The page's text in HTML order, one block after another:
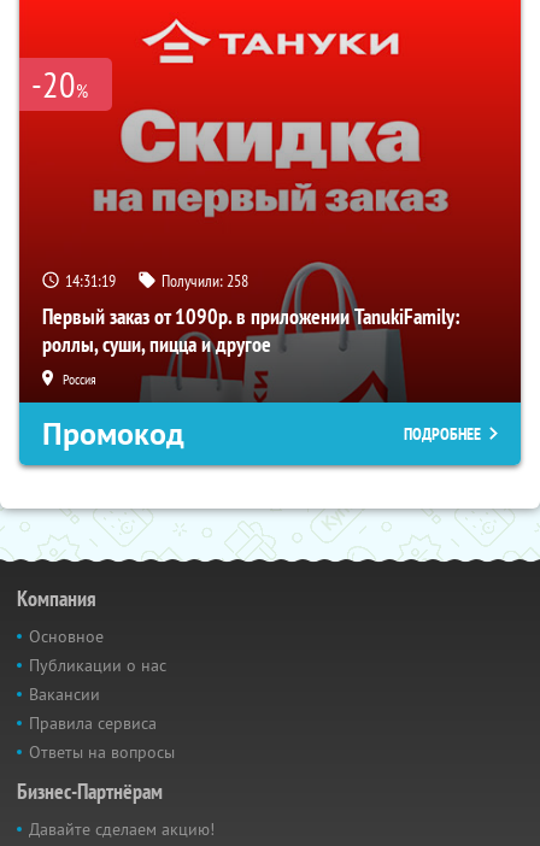
-20%
14:31:18 Получили:258
Первый заказ от 1090р. в приложении TanukiFamily:
роллы, суши, пицца и другое
Россия
Промокод ПОДРОБНЕЕ
Компания
Основное
Публикации о нас
Вакансии
Правила сервиса
Ответы на вопросы
Бизнес-Партнёрам
Давайте сделаем акцию!